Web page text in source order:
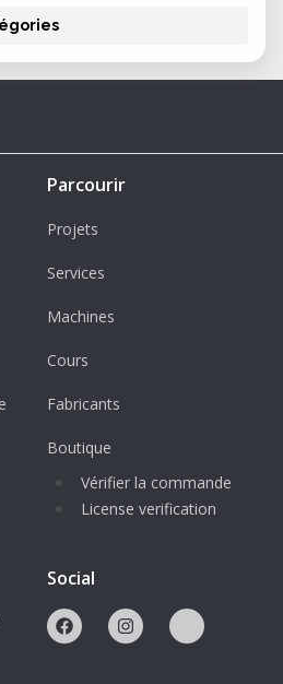
Parcourir
Projets
Services
Machines
Cours
Fabricants
Boutique
Vérifier la commande
License verification
Social